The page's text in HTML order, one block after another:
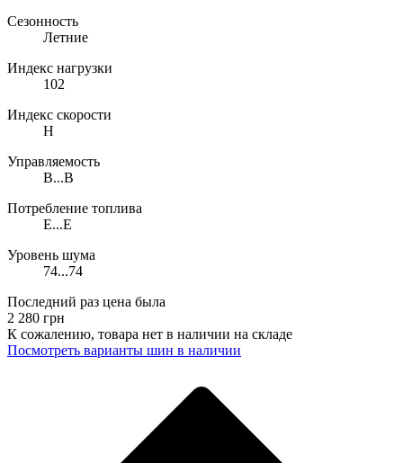
Сезонность
Летние
Индекс нагрузки
102
Индекс скорости
H
Управляемость
B...B
Потребление топлива
E...E
Уровень шума
74...74
Последний раз цена была
2 280 грн
К сожалению, товара нет в наличии на складе
Поcмотреть варианты шин в наличии